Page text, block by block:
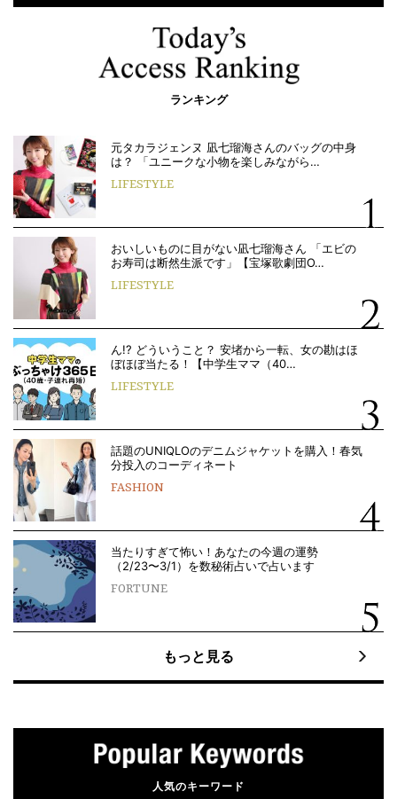
ランキング
元タカラジェンヌ 凪七瑠海さんのバッグの中身
は？ 「ユニークな小物を楽しみながら…
LIFESTYLE
おいしいものに目がない凪七瑠海さん 「エビの
お寿司は断然生派です」【宝塚歌劇団O…
LIFESTYLE
ん!? どういうこと？ 安堵から一転、女の勘はほ
ぼほぼ当たる！【中学生ママ（40…
LIFESTYLE
話題のUNIQLOのデニムジャケットを購入！春気
分投入のコーディネート
FASHION
当たりすぎて怖い！あなたの今週の運勢
（2/23〜3/1）を数秘術占いで占います
FORTUNE
もっと見る
人気のキーワード